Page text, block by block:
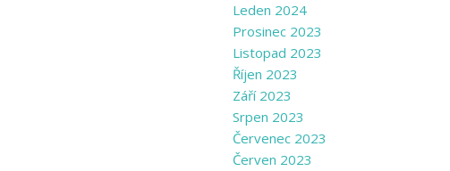
Leden 2024
Prosinec 2023
Listopad 2023
Říjen 2023
Září 2023
Srpen 2023
Červenec 2023
Červen 2023